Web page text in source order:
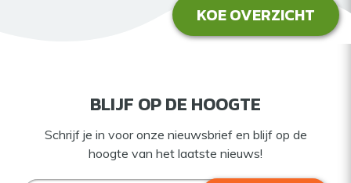
KOE OVERZICHT
BLIJF OP DE HOOGTE
Schrijf je in voor onze nieuwsbrief en blijf op de
hoogte van het laatste nieuws!